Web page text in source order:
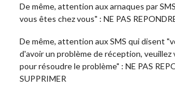
De même, attention aux arnaques par
vous êtes chez vous" : NE PAS
De même, attention aux SMS qui disent
d'avoir un problème de réception,
pour résoudre le problème" : NE PAS
SUPPRIMER